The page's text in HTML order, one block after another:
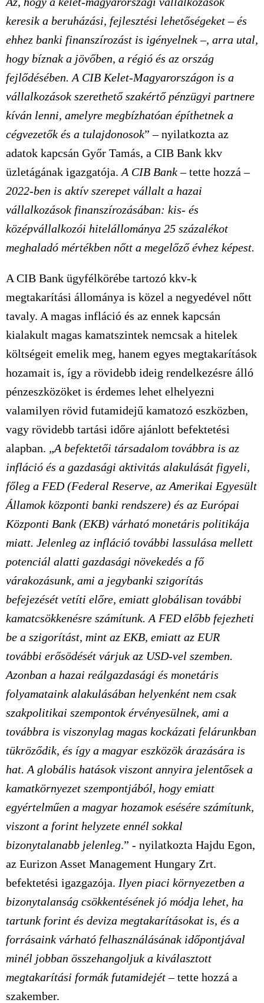
keresik a beruházási, fejlesztési lehetőségeket – és
ehhez banki finanszírozást is igényelnek –, arra utal,
hogy bíznak a jövőben, a régió és az ország
fejlődésében. A CIB Kelet-Magyarországon is a
vállalkozások szerethető szakértő pénzügyi partnere
kíván lenni, amelyre megbízhatóan építhetnek a
cégvezetők és a tulajdonosok” – nyilatkozta az
adatok kapcsán Győr Tamás, a CIB Bank kkv
üzletágának igazgatója. A CIB Bank– tette hozzá –
2022-ben is aktív szerepet vállalt a hazai
vállalkozások finanszírozásában: kis- és
középvállalkozói hitelállománya 25 százalékot
meghaladó mértékben nőtt a megelőző évhez képest.
A CIB Bank ügyfélkörébe tartozó kkv-k
megtakarítási állománya is közel a negyedével nőtt
tavaly. A magas infláció és az ennek kapcsán
kialakult magas kamatszintek nemcsak a hitelek
költségeit emelik meg, hanem egyes megtakarítások
hozamait is, így a rövidebb ideig rendelkezésre álló
pénzeszközöket is érdemes lehet elhelyezni
valamilyen rövid futamidejű kamatozó eszközben,
vagy rövidebb tartási időre ajánlott befektetési
alapban. „A befektetői társadalom továbbra is az
infláció és a gazdasági aktivitás alakulását figyeli,
főleg a FED (Federal Reserve, az Amerikai Egyesült
Államok központi banki rendszere) és az Európai
Központi Bank (EKB) várható monetáris politikája
miatt. Jelenleg az infláció további lassulása mellett
potenciál alatti gazdasági növekedés a fő
várakozásunk, ami a jegybanki szigorítás
befejezését vetíti előre, emiatt globálisan további
kamatcsökkenésre számítunk. A FED előbb fejezheti
be a szigorítást, mint az EKB, emiatt az EUR
további erősödését várjuk az USD-vel szemben.
Azonban a hazai reálgazdasági és monetáris
folyamataink alakulásában helyenként nem csak
szakpolitikai szempontok érvényesülnek, ami a
továbbra is viszonylag magas kockázati felárunkban
tükröződik, és így a magyar eszközök árazására is
hat. A globális hatások viszont annyira jelentősek a
kamatkörnyezet szempontjából, hogy emiatt
egyértelműen a magyar hozamok esésére számítunk,
viszont a forint helyzete ennél sokkal
bizonytalanabb jelenleg.” - nyilatkozta Hajdu Egon,
az Eurizon Asset Management Hungary Zrt.
befektetési igazgazója. Ilyen piaci környezetben a
bizonytalanság csökkentésének jó módja lehet, ha
tartunk forint és deviza megtakarításokat is, és a
forrásaink várható felhasználásának időpontjával
minél jobban összehangoljuk a kiválasztott
megtakarítási formák futamidejét– tette hozzá a
szakember.